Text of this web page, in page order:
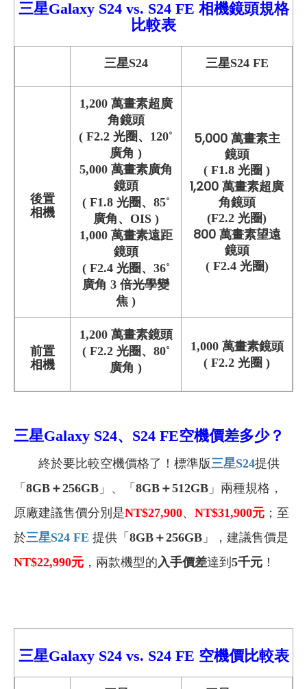
三星Galaxy S24 vs. S24 FE 相機鏡頭規格
比較表
三星S24 三星S24 FE
後置
相機
1,200 萬畫素超廣
角鏡頭
( F2.2 光圈、120˚
廣角 )
5,000 萬畫素廣角
鏡頭
( F1.8 光圈、85˚
廣角、OIS )
1,000 萬畫素遠距
鏡頭
( F2.4 光圈、36˚
廣角 3 倍光學變
焦 )
5,000 萬畫素主
鏡頭
( F1.8 光圈 )
1,200 萬畫素超廣
角鏡頭
(F2.2 光圈)
800 萬畫素望遠
鏡頭
( F2.4 光圈)
前置
相機
1,200 萬畫素鏡頭
( F2.2 光圈、80˚
廣角 )
1,000 萬畫素鏡頭
( F2.2 光圈 )
三星Galaxy S24、S24 FE空機價差多少？
終於要比較空機價格了！標準版三星S24提供
「 8GB＋256GB 」、「 8GB＋512GB 」兩種規格，
原廠建議售價分別是NT$27,900、 NT$31,900元 ；至
於三星S24 FE 提供「 8GB＋256GB 」，建議售價是
NT$22,990元 ，兩款機型的入手價差達到 5千元 ！
三星Galaxy S24 vs. S24 FE 空機價比較表